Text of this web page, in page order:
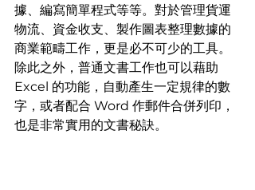
據、編寫簡單程式等等。對於管理貨運
物流、資金收支、製作圖表整理數據的
商業範疇工作，更是必不可少的工具。
除此之外，普通文書工作也可以藉助
Excel 的功能，自動產生一定規律的數
字，或者配合 Word 作郵件合併列印，
也是非常實用的文書秘訣。